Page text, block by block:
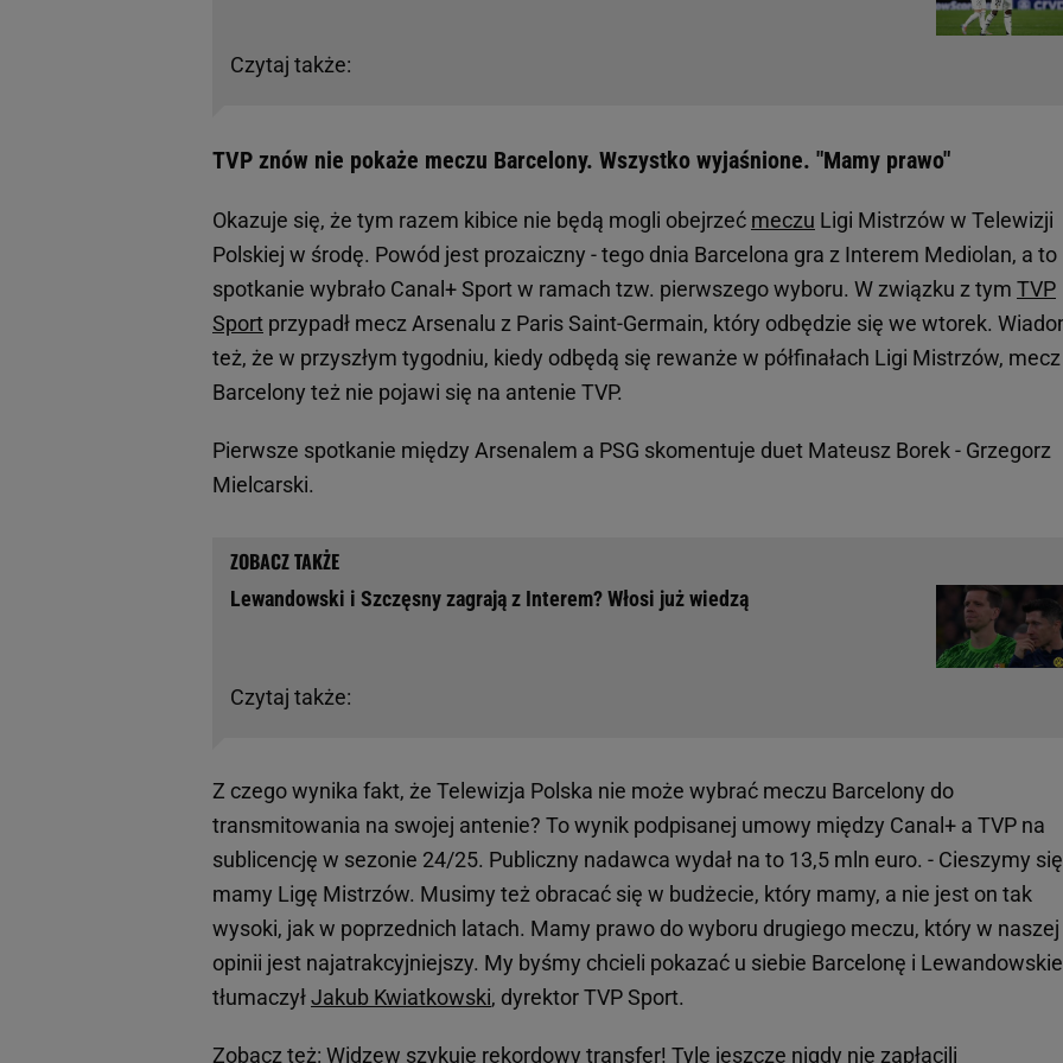
Czytaj także:
TVP znów nie pokaże meczu Barcelony. Wszystko wyjaśnione. "Mamy prawo"
Okazuje się, że tym razem kibice nie będą mogli obejrzeć meczu Ligi Mistrzów w Telewizji
Polskiej w środę. Powód jest prozaiczny - tego dnia Barcelona gra z Interem Mediolan, a to
spotkanie wybrało Canal+ Sport w ramach tzw. pierwszego wyboru. W związku z tym TVP
Sport przypadł mecz Arsenalu z Paris Saint-Germain, który odbędzie się we wtorek.
też, że w przyszłym tygodniu, kiedy odbędą się rewanże w półfinałach Ligi Mistrzów, mecz
Barcelony też nie pojawi się na antenie TVP.
Pierwsze spotkanie między Arsenalem a PSG skomentuje duet Mateusz Borek - Grzegorz
Mielcarski.
Czytaj także:
Lewandowski i Szczęsny zagrają z Interem? Włosi już wiedzą
Z czego wynika fakt, że Telewizja Polska nie może wybrać meczu Barcelony do
transmitowania na swojej antenie? To wynik podpisanej umowy między Canal+ a TVP na
sublicencję w sezonie 24/25. Publiczny nadawca wydał na to 13,5 mln euro. - Cieszymy
mamy Ligę Mistrzów. Musimy też obracać się w budżecie, który mamy, a nie jest on tak
wysoki, jak w poprzednich latach. Mamy prawo do wyboru drugiego meczu, który w naszej
opinii jest najatrakcyjniejszy. My byśmy chcieli pokazać u siebie Barcelonę i
tłumaczyłJakub Kwiatkowski, dyrektor TVP Sport.
Zobacz też: Widzew szykuje rekordowy transfer! Tyle jeszcze nigdy nie zapłacili